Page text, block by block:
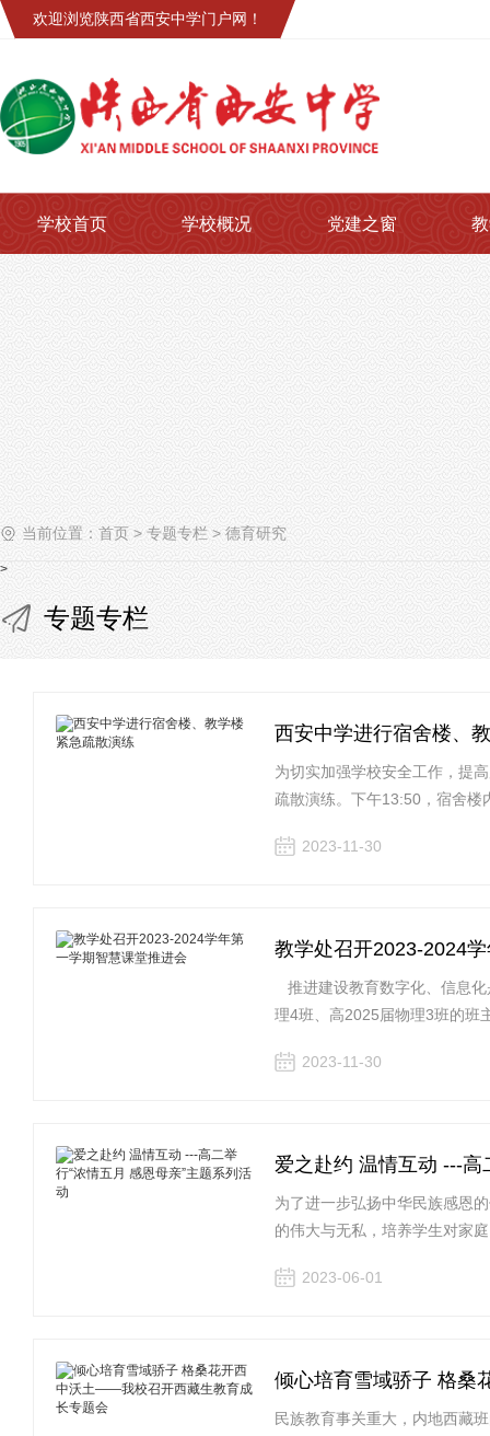
欢迎浏览陕西省西安中学门户网！
学校首页 学校概况 党建之窗
当前位置： 首页 > 专题专栏 > 德育研究
>
专题专栏
西安中学进行宿舍楼、
为切实加强学校安全工作，提
疏散演练。下午13:50，宿舍
2023-11-30
教学处召开2023-2024
推进建设教育数字化、信息化
理4班、高2025届物理3班的班
2023-11-30
爱之赴约 温情互动 ---高
为了进一步弘扬中华民族感恩
的伟大与无私，培养学生对家
2023-06-01
倾心培育雪域骄子 格
民族教育事关重大，内地西藏